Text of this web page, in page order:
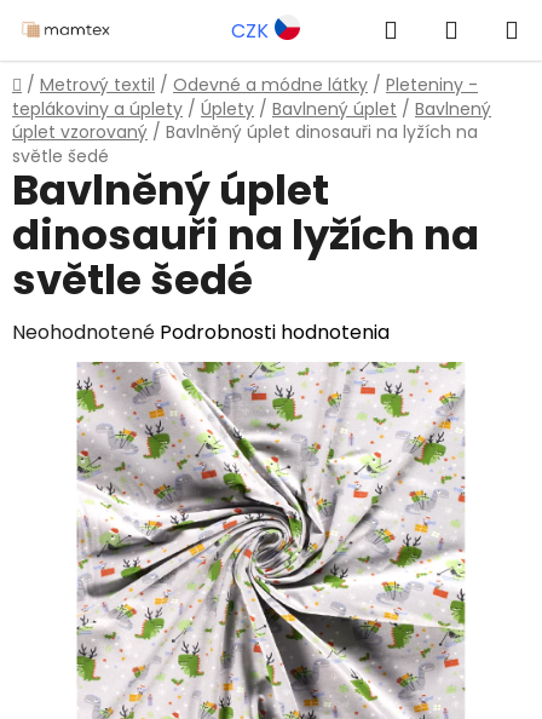
na
obsah
CZK Hľadať
KOŠÍK
Domov
/ Metrový textil / Odevné a módne látky / Pleteniny -
teplákoviny a úplety / Úplety / Bavlnený úplet / Bavlnený
úplet vzorovaný / Bavlněný úplet dinosauři na lyžích na
světle šedé
Bavlněný úplet
dinosauři na lyžích na
světle šedé
Priemerné
hodnotenie
produktu
hviezdičiek.
Neohodnotené Podrobnosti hodnotenia